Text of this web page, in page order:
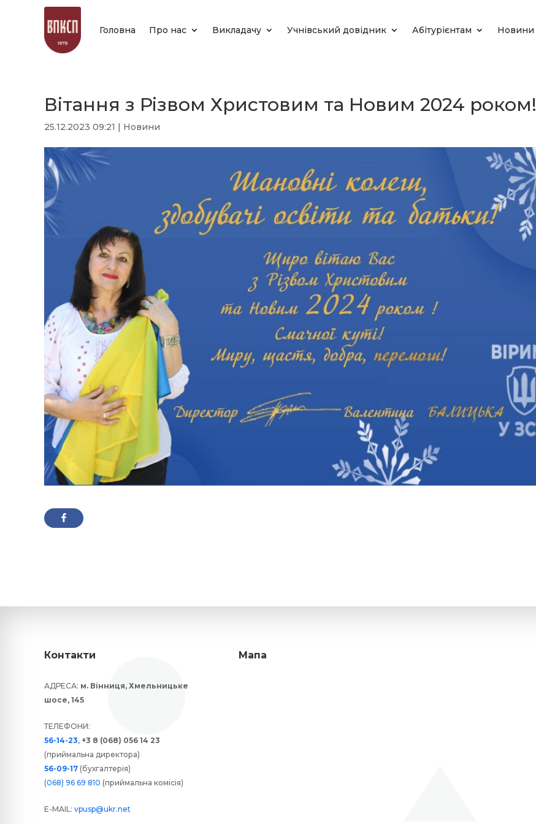
Головна Про нас Викладачу Учнівський довідник Абітурієнтам Новини
Вітання з Різвом Христовим та Новим 2024 роком!
25.12.2023 09:21 | Новини
Контакти
АДРЕСА: м. Вінниця, Хмельницьке
шосе, 145
ТЕЛЕФОНИ:
56-14-23, +3 8 (068) 056 14 23
(приймальна директора)
56-09-17 (бухгалтерія)
(068) 96 69 810 (приймальна комісія)
E-MAIL: vpusp@ukr.net
Мапа